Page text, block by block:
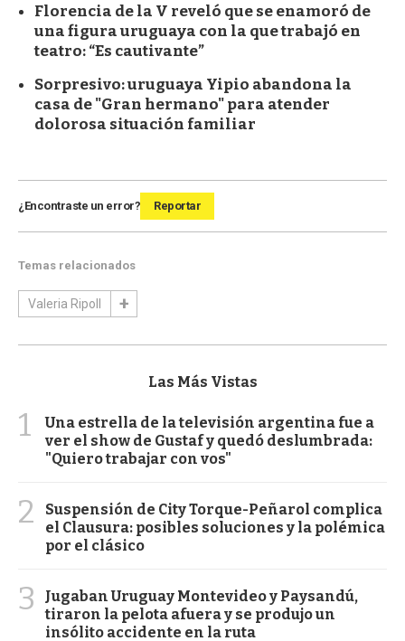
Florencia de la V reveló que se enamoró de
una figura uruguaya con la que trabajó en
teatro: “Es cautivante”
Sorpresivo: uruguaya Yipio abandona la
casa de "Gran hermano" para atender
dolorosa situación familiar
¿Encontraste un error? Reportar
Temas relacionados
Valeria Ripoll
Las Más Vistas
1
Una estrella de la televisión argentina fue a
ver el show de Gustaf y quedó deslumbrada:
"Quiero trabajar con vos"
2
Suspensión de City Torque-Peñarol complica
el Clausura: posibles soluciones y la polémica
por el clásico
3
Jugaban Uruguay Montevideo y Paysandú,
tiraron la pelota afuera y se produjo un
insólito accidente en la ruta